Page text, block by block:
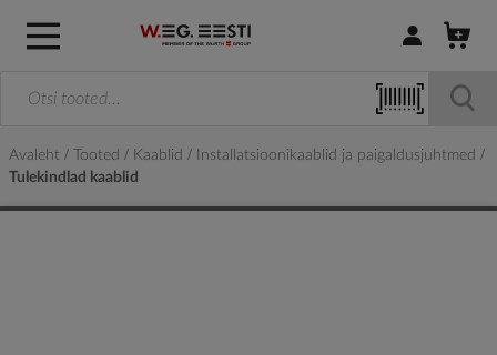
Logi sisse /
Avaleht Tooted Kaablid
Installatsioonikaablid ja paigaldusjuhtmed
Tulekindlad kaablid